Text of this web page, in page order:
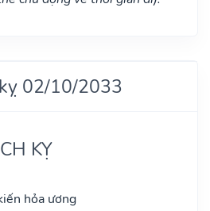
02/10/2033
KỴ
hỏa ương